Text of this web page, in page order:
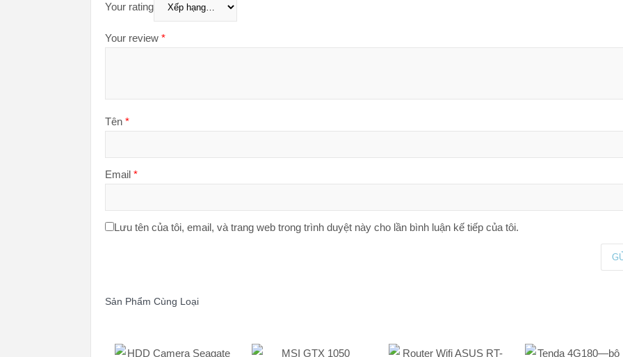
Your rating
Your review *
Tên *
Email *
Lưu tên của tôi, email, và trang web trong trình duyệt này cho lần bình luận kế tiếp của tôi.
Sản Phẩm Cùng Loại